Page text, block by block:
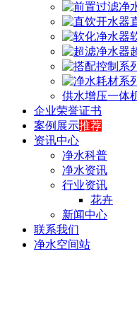
供水增压一体
企业荣誉证书
案例展示推荐
资讯中心
净水科普
净水资讯
行业资讯
花卉
新闻中心
联系我们
净水空间站